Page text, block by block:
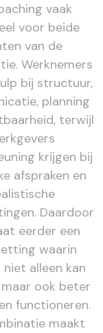
vaak
voor beide
van de
Werknemers
bij structuur,
planning
terwijl
krijgen bij
afspraken en
Daardoor
eerder een
waarin
niet alleen kan
ook beter
functioneren.
maakt